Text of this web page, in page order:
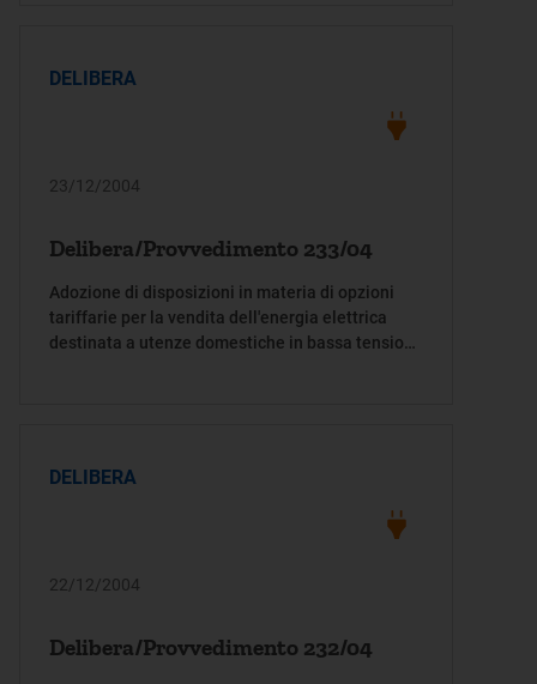
DELIBERA
23/12/2004
Delibera/Provvedimento 233/04
Adozione di disposizioni in materia di opzioni
tariffarie per la vendita dell'energia elettrica
destinata a utenze domestiche in bassa tensione
DELIBERA
22/12/2004
Delibera/Provvedimento 232/04